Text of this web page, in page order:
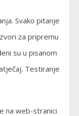
Svako pitanje
za pripremu
su u pisanom
Testiranje
na web-stranici